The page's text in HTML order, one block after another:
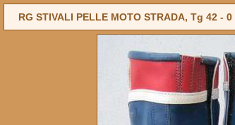
RG STIVALI PELLE MOTO STRADA, Tg 42 - 0